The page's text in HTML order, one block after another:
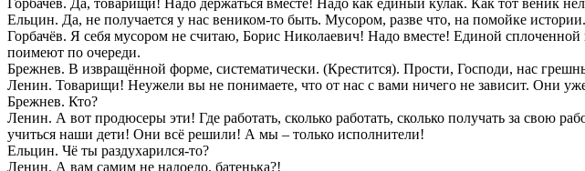
Ельцин. Да, не получается у нас веником-то быть. Мусором, разве что, на помойке истории.
Горбачёв. Я себя мусором не считаю, Борис Николаевич! Надо вместе! Единой
поимеют по очереди.
Брежнев. В извращённой форме, систематически. (Крестится). Прости, Господи, нас
Ленин. Товарищи! Неужели вы не понимаете, что от нас с вами ничего не зависит. Они
Брежнев. Кто?
Ленин. А вот продюсеры эти! Где работать, сколько работать, сколько получать за свою
учиться наши дети! Они всё решили! А мы – только исполнители!
Ельцин. Чё ты раздухарился-то?
Ленин. А вам самим не надоело, батенька?!